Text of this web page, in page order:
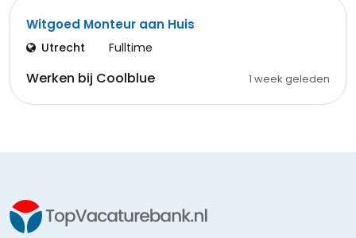
Witgoed Monteur aan Huis
Utrecht Fulltime
Werken bij Coolblue 1 week geleden